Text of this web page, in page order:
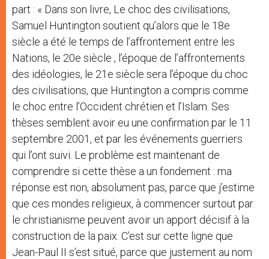
part : « Dans son livre, Le choc des civilisations,
Samuel Huntington soutient qu’alors que le 18e
siècle a été le temps de l’affrontement entre les
Nations, le 20e siècle , l’époque de l’affrontements
des idéologies, le 21e siècle sera l’époque du choc
des civilisations, que Huntington a compris comme
le choc entre l’Occident chrétien et l’Islam. Ses
thèses semblent avoir eu une confirmation par le 11
septembre 2001, et par les événements guerriers
qui l’ont suivi. Le problème est maintenant de
comprendre si cette thèse a un fondement : ma
réponse est non, absolument pas, parce que j’estime
que ces mondes religieux, à commencer surtout par
le christianisme peuvent avoir un apport décisif à la
construction de la paix. C’est sur cette ligne que
Jean-Paul II s’est situé, parce que justement au nom